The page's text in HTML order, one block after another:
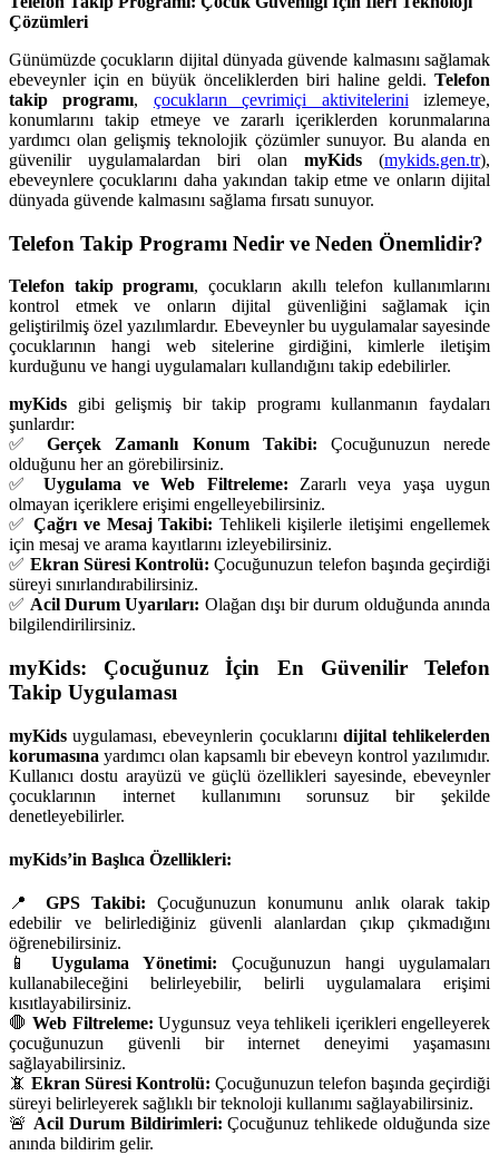
Çözümleri
Günümüzde çocukların dijital dünyada güvende kalmasını sağlamak
ebeveynler için en büyük önceliklerden biri haline geldi. Telefon
takip programı, çocukların çevrimiçi aktivitelerini izlemeye,
konumlarını takip etmeye ve zararlı içeriklerden korunmalarına
yardımcı olan gelişmiş teknolojik çözümler sunuyor. Bu alanda en
güvenilir uygulamalardan biri olan myKids (mykids.gen.tr),
ebeveynlere çocuklarını daha yakından takip etme ve onların dijital
dünyada güvende kalmasını sağlama fırsatı sunuyor.
Telefon Takip Programı Nedir ve Neden Önemlidir?
Telefon takip programı, çocukların akıllı telefon kullanımlarını
kontrol etmek ve onların dijital güvenliğini sağlamak için
geliştirilmiş özel yazılımlardır. Ebeveynler bu uygulamalar sayesinde
çocuklarının hangi web sitelerine girdiğini, kimlerle iletişim
kurduğunu ve hangi uygulamaları kullandığını takip edebilirler.
myKids gibi gelişmiş bir takip programı kullanmanın faydaları
şunlardır:
✅Gerçek Zamanlı Konum Takibi: Çocuğunuzun nerede
olduğunu her an görebilirsiniz.
✅ Uygulama ve Web Filtreleme: Zararlı veya yaşa uygun
olmayan içeriklere erişimi engelleyebilirsiniz.
✅ Çağrı ve Mesaj Takibi: Tehlikeli kişilerle iletişimi engellemek
için mesaj ve arama kayıtlarını izleyebilirsiniz.
✅ Ekran Süresi Kontrolü: Çocuğunuzun telefon başında geçirdiği
süreyi sınırlandırabilirsiniz.
✅ Acil Durum Uyarıları: Olağan dışı bir durum olduğunda anında
bilgilendirilirsiniz.
myKids: Çocuğunuz İçin En Güvenilir Telefon
Takip Uygulaması
myKids uygulaması, ebeveynlerin çocuklarını dijital tehlikelerden
korumasına yardımcı olan kapsamlı bir ebeveyn kontrol yazılımıdır.
Kullanıcı dostu arayüzü ve güçlü özellikleri sayesinde, ebeveynler
çocuklarının internet kullanımını sorunsuz bir şekilde
denetleyebilirler.
myKids’in Başlıca Özellikleri:
📍 GPS Takibi: Çocuğunuzun konumunu anlık olarak takip
edebilir ve belirlediğiniz güvenli alanlardan çıkıp çıkmadığını
öğrenebilirsiniz.
📱 Uygulama Yönetimi: Çocuğunuzun hangi uygulamaları
kullanabileceğini belirleyebilir, belirli uygulamalara erişimi
kısıtlayabilirsiniz.
🛑 Web Filtreleme: Uygunsuz veya tehlikeli içerikleri engelleyerek
çocuğunuzun güvenli bir internet deneyimi yaşamasını
sağlayabilirsiniz.
📵 Ekran Süresi Kontrolü: Çocuğunuzun telefon başında geçirdiği
süreyi belirleyerek sağlıklı bir teknoloji kullanımı sağlayabilirsiniz.
🚨 Acil Durum Bildirimleri: Çocuğunuz tehlikede olduğunda size
anında bildirim gelir.